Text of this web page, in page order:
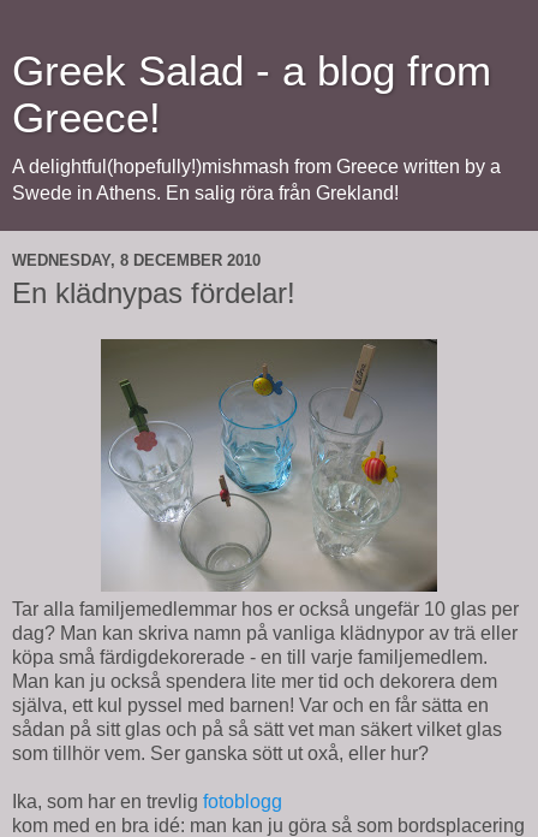
Greek Salad - a blog from
Greece!
A delightful(hopefully!)mishmash from Greece written by a
Swede in Athens. En salig röra från Grekland!
WEDNESDAY, 8 DECEMBER 2010
En klädnypas fördelar!
Tar alla familjemedlemmar hos er också ungefär 10 glas per
dag? Man kan skriva namn på vanliga klädnypor av trä eller
köpa små färdigdekorerade - en till varje familjemedlem.
Man kan ju också spendera lite mer tid och dekorera dem
själva, ett kul pyssel med barnen! Var och en får sätta en
sådan på sitt glas och på så sätt vet man säkert vilket glas
som tillhör vem. Ser ganska sött ut oxå, eller hur?
Ika, som har en trevlig fotoblogg
kom med en bra idé: man kan ju göra så som bordsplacering